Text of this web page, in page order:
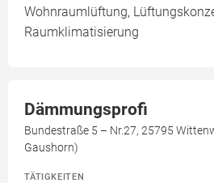
Wohnraumlüftung,
Raumklimatisierung
Dämmungsprofi
Bundestraße 5 – Nr.27, 25795
Gaushorn)
TÄTIGKEITEN